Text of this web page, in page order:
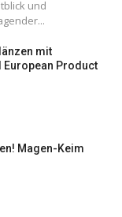
und
mit
European Product
Magen-Keim